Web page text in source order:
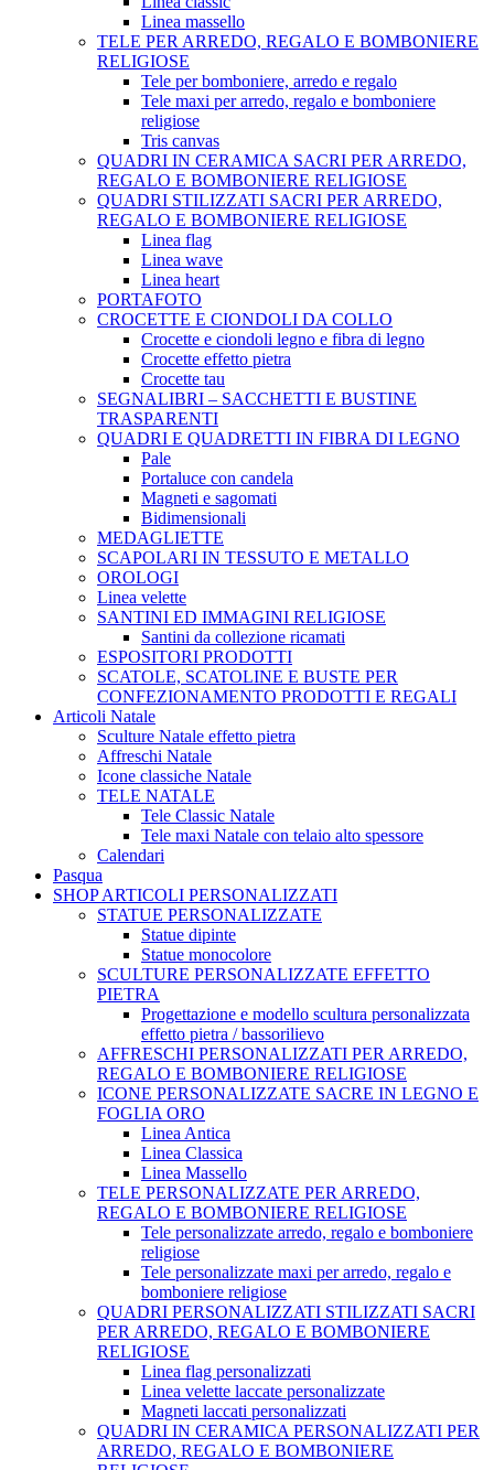
Linea massello
TELE PER ARREDO, REGALO E BOMBONIERE
RELIGIOSE
Tele per bomboniere, arredo e regalo
Tele maxi per arredo, regalo e bomboniere
religiose
Tris canvas
QUADRI IN CERAMICA SACRI PER ARREDO,
REGALO E BOMBONIERE RELIGIOSE
QUADRI STILIZZATI SACRI PER ARREDO,
REGALO E BOMBONIERE RELIGIOSE
Linea flag
Linea wave
Linea heart
PORTAFOTO
CROCETTE E CIONDOLI DA COLLO
Crocette e ciondoli legno e fibra di legno
Crocette effetto pietra
Crocette tau
SEGNALIBRI – SACCHETTI E BUSTINE
TRASPARENTI
QUADRI E QUADRETTI IN FIBRA DI LEGNO
Pale
Portaluce con candela
Magneti e sagomati
Bidimensionali
MEDAGLIETTE
SCAPOLARI IN TESSUTO E METALLO
OROLOGI
Linea velette
SANTINI ED IMMAGINI RELIGIOSE
Santini da collezione ricamati
ESPOSITORI PRODOTTI
SCATOLE, SCATOLINE E BUSTE PER
CONFEZIONAMENTO PRODOTTI E REGALI
Articoli Natale
Sculture Natale effetto pietra
Affreschi Natale
Icone classiche Natale
TELE NATALE
Tele Classic Natale
Tele maxi Natale con telaio alto spessore
Calendari
Pasqua
SHOP ARTICOLI PERSONALIZZATI
STATUE PERSONALIZZATE
Statue dipinte
Statue monocolore
SCULTURE PERSONALIZZATE EFFETTO
PIETRA
Progettazione e modello scultura personalizzata
effetto pietra / bassorilievo
AFFRESCHI PERSONALIZZATI PER ARREDO,
REGALO E BOMBONIERE RELIGIOSE
ICONE PERSONALIZZATE SACRE IN LEGNO E
FOGLIA ORO
Linea Antica
Linea Classica
Linea Massello
TELE PERSONALIZZATE PER ARREDO,
REGALO E BOMBONIERE RELIGIOSE
Tele personalizzate arredo, regalo e bomboniere
religiose
Tele personalizzate maxi per arredo, regalo e
bomboniere religiose
QUADRI PERSONALIZZATI STILIZZATI SACRI
PER ARREDO, REGALO E BOMBONIERE
RELIGIOSE
Linea flag personalizzati
Linea velette laccate personalizzate
Magneti laccati personalizzati
QUADRI IN CERAMICA PERSONALIZZATI PER
ARREDO, REGALO E BOMBONIERE